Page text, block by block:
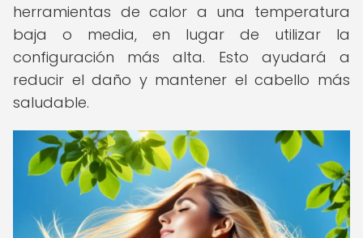
herramientas de calor a una temperatura
baja o media, en lugar de utilizar la
configuración más alta. Esto ayudará a
reducir el daño y mantener el cabello más
saludable.